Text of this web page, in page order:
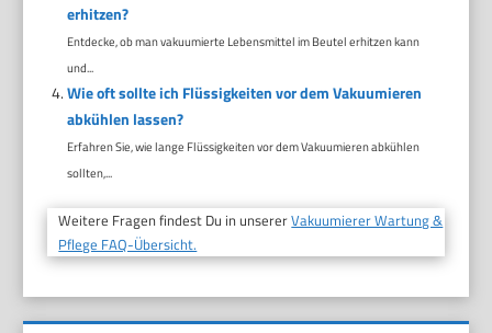
erhitzen?
Entdecke, ob man vakuumierte Lebensmittel im Beutel erhitzen kann
und...
Wie oft sollte ich Flüssigkeiten vor dem Vakuumieren
abkühlen lassen?
Erfahren Sie, wie lange Flüssigkeiten vor dem Vakuumieren abkühlen
sollten,...
Weitere Fragen findest Du in unsererVakuumierer Wartung &
Pflege FAQ-Übersicht.